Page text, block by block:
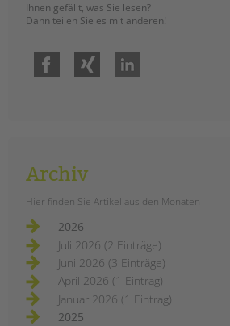
Ihnen gefällt, was Sie lesen?
Dann teilen Sie es mit anderen!
Facebook
Archiv
Hier finden Sie Artikel aus den Monaten
2026
Juli 2026 (2 Einträge)
Juni 2026 (3 Einträge)
April 2026 (1 Eintrag)
Januar 2026 (1 Eintrag)
2025